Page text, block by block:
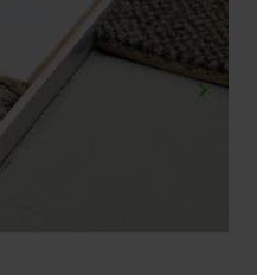
keyboard_arrow_right